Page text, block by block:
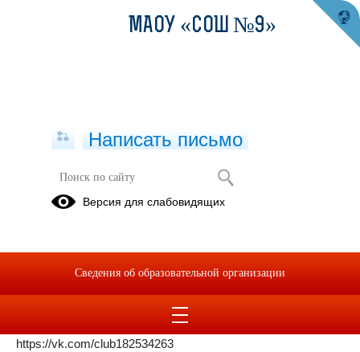
ПОЛЕЗНЫЕ ССЫЛКИ
Официальный портал Единого государственного экзамена
http://ege.edu.ru/ru/
ЕГЭ и ГИА: Свердловская область в социальной сети
https://vk.com/club182534263
МАОУ «СОШ №9»
Написать письмо
Версия для слабовидящих
Сведения об образовательной организации